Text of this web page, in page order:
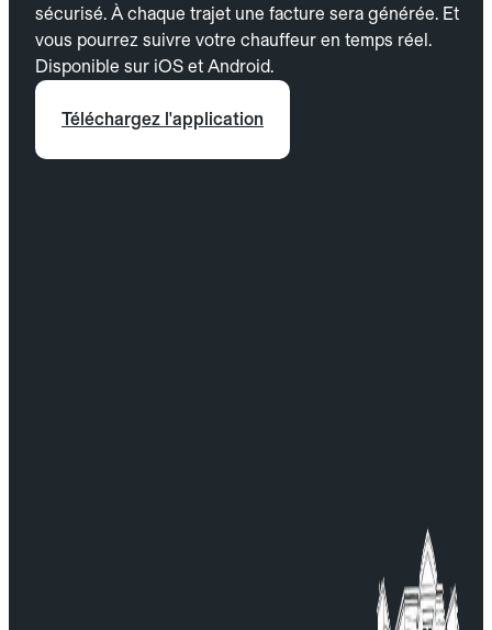
sécurisé. À chaque trajet une facture sera générée. Et
vous pourrez suivre votre chauffeur en temps réel.
Disponible sur iOS et Android.
Téléchargez l'application